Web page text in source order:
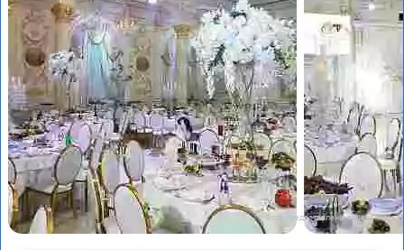
Фото предоставлены заведением